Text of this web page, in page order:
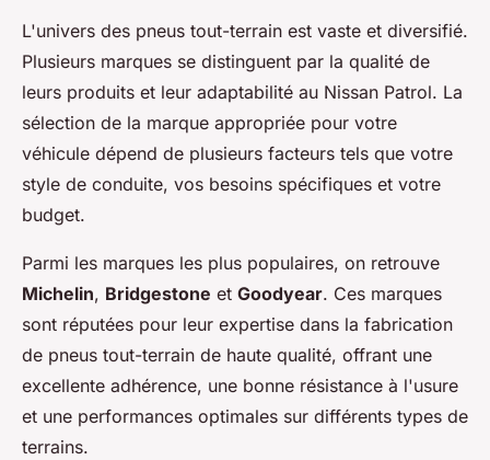
L'univers des pneus tout-terrain est vaste et diversifié.
Plusieurs marques se distinguent par la qualité de
leurs produits et leur adaptabilité au Nissan Patrol. La
sélection de la marque appropriée pour votre
véhicule dépend de plusieurs facteurs tels que votre
style de conduite, vos besoins spécifiques et votre
budget.
Parmi les marques les plus populaires, on retrouve
Michelin, Bridgestone et Goodyear. Ces marques
sont réputées pour leur expertise dans la fabrication
de pneus tout-terrain de haute qualité, offrant une
excellente adhérence, une bonne résistance à l'usure
et une performances optimales sur différents types de
terrains.